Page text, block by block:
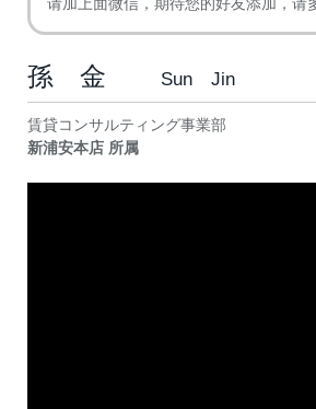
请加上面微信，期待您的好友添加，请
孫 金 Sun Jin
賃貸コンサルティング事業部
新浦安本店 所属